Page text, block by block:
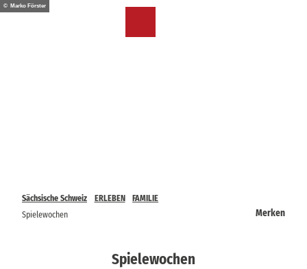
Z© Marko Förster
Sächsische Schweiz ERLEBEN
FAMILIE
Spielewochen
Merken
Spielewochen